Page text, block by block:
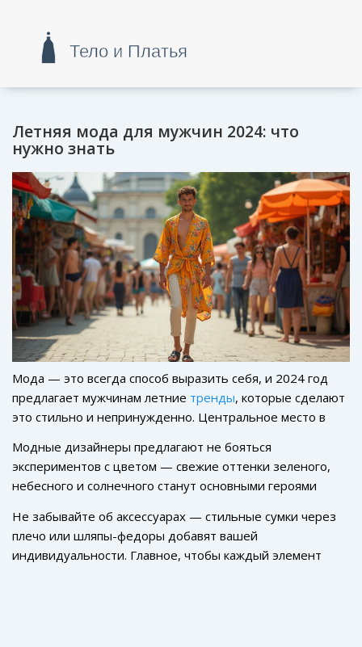
Летняя мода для мужчин 2024: что
нужно знать
Мода — это всегда способ выразить себя, и 2024 год
предлагает мужчинам летние тренды, которые сделают
это стильно и непринужденно. Центральное место в
сочетается с актуальными тенденциями на минимализм
и функциональность.
Модные дизайнеры предлагают не бояться
экспериментов с цветом — свежие оттенки зеленого,
небесного и солнечного станут основными героями
фокусе: легкая льняная и хлопковая одежда поможет
перенести даже самый жаркий день.
Не забывайте об аксессуарах — стильные сумки через
плечо или шляпы-федоры добавят вашей
индивидуальности. Главное, чтобы каждый элемент